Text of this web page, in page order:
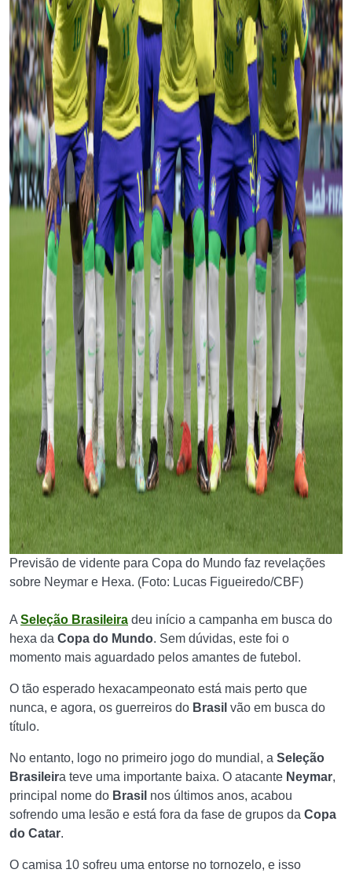
Previsão de vidente para Copa do Mundo faz revelações
sobre Neymar e Hexa. (Foto: Lucas Figueiredo/CBF)
A Seleção Brasileira deu início a campanha em busca do
hexa da Copa do Mundo. Sem dúvidas, este foi o
momento mais aguardado pelos amantes de futebol.
O tão esperado hexacampeonato está mais perto que
nunca, e agora, os guerreiros do Brasil vão em busca do
título.
No entanto, logo no primeiro jogo do mundial, a Seleção
Brasileira teve uma importante baixa. O atacante Neymar,
principal nome do Brasil nos últimos anos, acabou
sofrendo uma lesão e está fora da fase de grupos da Copa
do Catar.
O camisa 10 sofreu uma entorse no tornozelo, e isso